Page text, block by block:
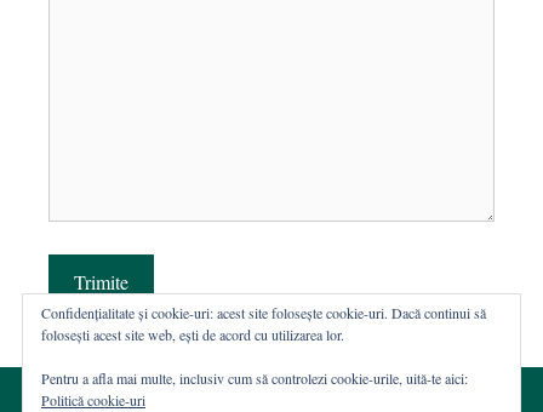
Trimite
Confidențialitate și cookie-uri: acest site folosește cookie-uri. Dacă continui să
folosești acest site web, ești de acord cu utilizarea lor.
Pentru a afla mai multe, inclusiv cum să controlezi cookie-urile, uită-te aici:
Politică cookie-uri